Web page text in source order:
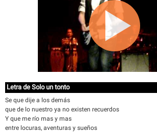
Letra de Solo un tonto
Se que dije a los demás
que de lo nuestro ya no existen recuerdos
Y que me río mas y mas
entre locuras, aventuras y sueños